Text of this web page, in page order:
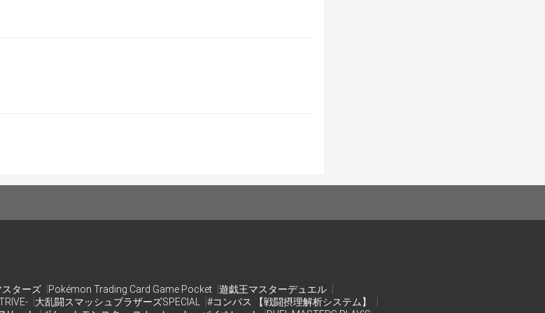
ターズ Pokémon Trading Card Game Pocket
遊戯王マスターデュエル
大乱闘スマッシュブラザーズSPECIAL
#コンパス 【戦闘摂理解析システム】